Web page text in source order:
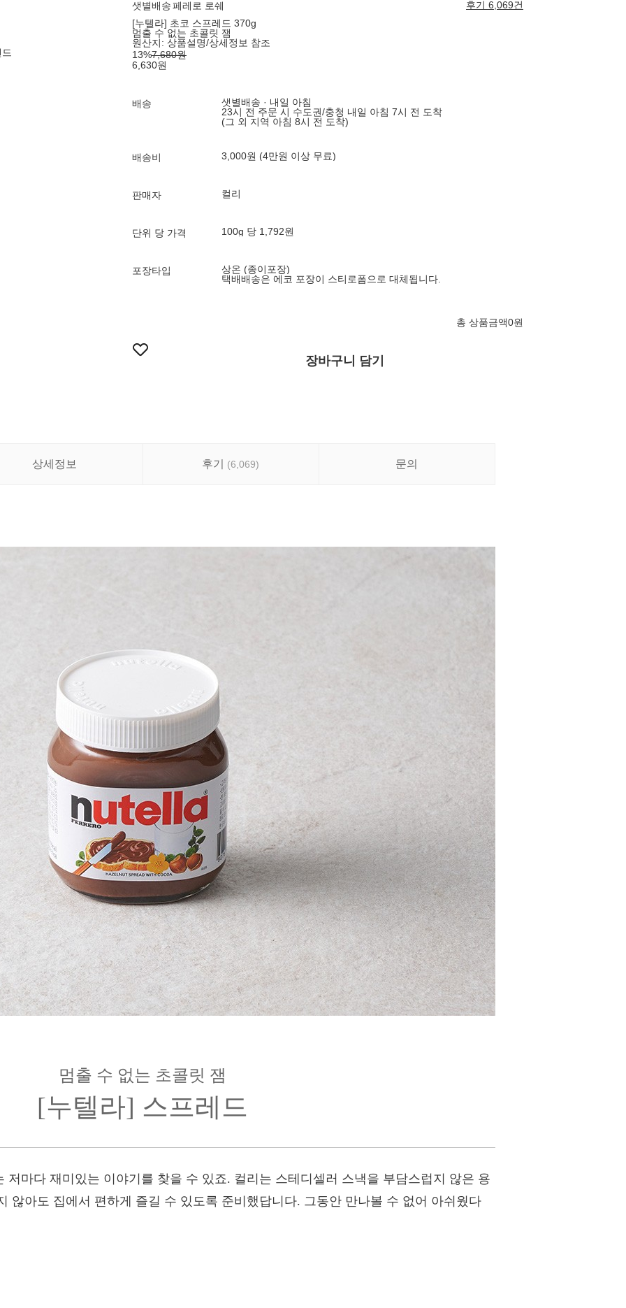
샛별배송페레로 로쉐
후기 6,069건
[누텔라] 초코 스프레드 370g
멈출 수 없는 초콜릿 잼
원산지: 상품설명/상세정보 참조
13%7,680원
6,630원
배송
샛별배송 · 내일 아침
23시 전 주문 시 수도권/충청 내일 아침 7시 전 도착
(그 외 지역 아침 8시 전 도착)
배송비 3,000원 (4만원 이상 무료)
판매자 컬리
단위 당 가격 100g 당 1,792원
포장타입
상온 (종이포장)
택배배송은 에코 포장이 스티로폼으로 대체됩니다.
총 상품금액0원
장바구니 담기
상세정보 후기 (6,069) 문의
멈출 수 없는 초콜릿 잼
[누텔라] 스프레드
저마다 재미있는 이야기를 찾을 수 있죠. 컬리는 스테디셀러 스낵을 부담스럽지 않은 용
않아도 집에서 편하게 즐길 수 있도록 준비했답니다. 그동안 만나볼 수 없어 아쉬웠다